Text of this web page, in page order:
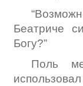
Беатриче
Богу?”
Поль